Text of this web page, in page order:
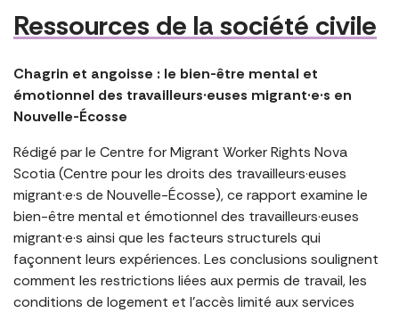
Ressources de la société civile
Chagrin et angoisse : le bien-être mental et
émotionnel des travailleurs·euses migrant·e·s en
Nouvelle-Écosse
Rédigé par le Centre for Migrant Worker Rights Nova
Scotia (Centre pour les droits des travailleurs·euses
migrant·e·s de Nouvelle-Écosse), ce rapport examine le
bien-être mental et émotionnel des travailleurs·euses
migrant·e·s ainsi que les facteurs structurels qui
façonnent leurs expériences. Les conclusions soulignent
comment les restrictions liées aux permis de travail, les
conditions de logement et l’accès limité aux services